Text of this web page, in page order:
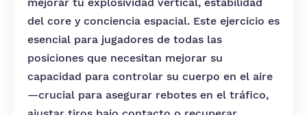
del core y conciencia espacial. Este ejercicio es
esencial para jugadores de todas las
posiciones que necesitan mejorar su
capacidad para controlar su cuerpo en el aire
—crucial para asegurar rebotes en el tráfico,